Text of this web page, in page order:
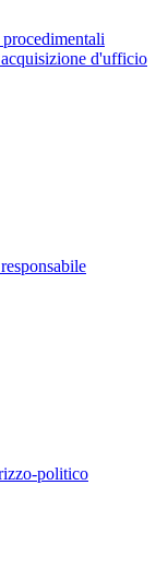
d'ufficio
politico